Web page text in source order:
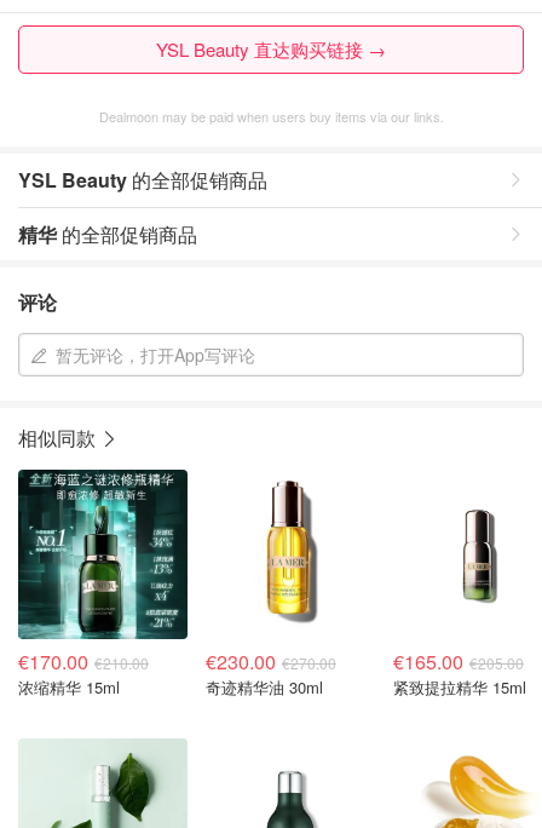
YSL Beauty 直达购买链接 →
Dealmoon may be paid when users buy items via our links.
YSL Beauty 的全部促销商品
精华的全部促销商品
评论
暂无评论，打开App写评论
相似同款
€170.00 €210.00
浓缩精华 15ml
€230.00 €270.00
奇迹精华油 30ml
€165.00 €205.00
紧致提拉精华 15ml